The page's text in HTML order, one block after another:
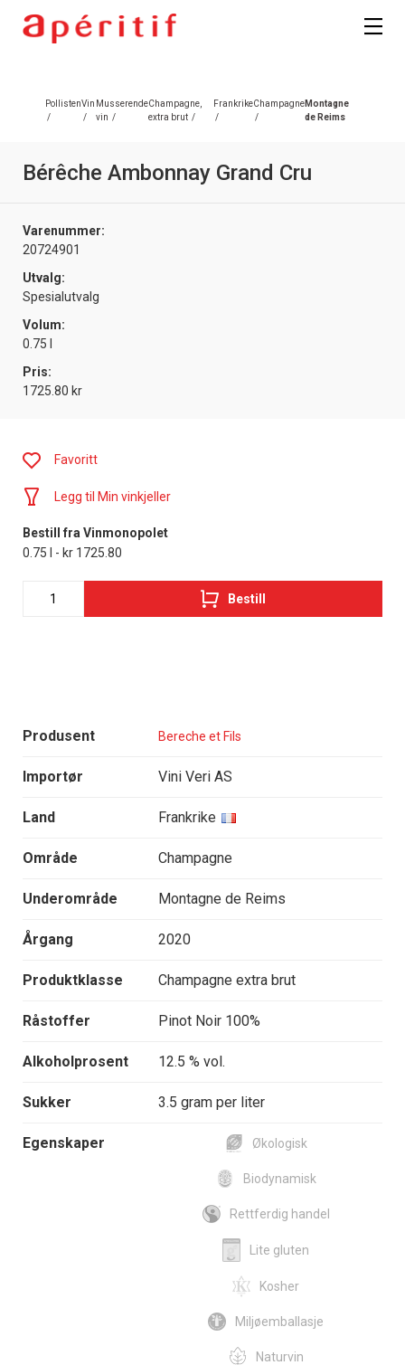
Pollisten
/
Vin
/
Musserende
vin /
Champagne,
extra brut /
Frankrike
/
Champagne
/
Montagne
de Reims
Bérêche Ambonnay Grand Cru
Varenummer:
20724901
Utvalg:
Spesialutvalg
Volum:
0.75 l
Pris:
1725.80 kr
Produsent Bereche et Fils
Importør Vini Veri AS
Land Frankrike
Område Champagne
Underområde Montagne de Reims
Årgang 2020
Produktklasse Champagne extra brut
Råstoffer Pinot Noir 100%
Alkoholprosent 12.5 % vol.
Sukker 3.5 gram per liter
Egenskaper Økologisk
Biodynamisk
Rettferdig handel
Lite gluten
Kosher
Miljøemballasje
Naturvin
Favoritt
Legg til Min vinkjeller
Bestill fra Vinmonopolet
0.75 l - kr 1725.80
Bestill